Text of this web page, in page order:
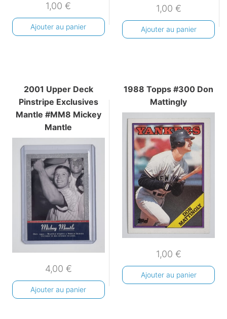
1,00€
Ajouter au panier
1,00 €
Ajouter au panier
2001 Upper Deck
Pinstripe Exclusives
Mantle #MM8 Mickey
Mantle
4,00 €
Ajouter au panier
1988 Topps #300 Don
Mattingly
1,00 €
Ajouter au panier